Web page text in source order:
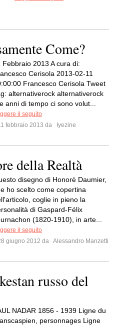
Come?
Febbraio 2013 A cura di:
Cerisola 2013-02-11
Francesco Cerisola Tweet
alternativerock alternativerock
anni di tempo ci sono volut...
il seguito
febbraio 2013 da
Iyezine
della Realtà
disegno di Honorè Daumier,
ho scelto come copertina
coglie in pieno la
di Gaspard-Félix
(1820-1910), in arte...
il seguito
giugno 2012 da Alessandro Manzetti
russo del
NADAR 1856 - 1939 Ligne du
personnages Ligne